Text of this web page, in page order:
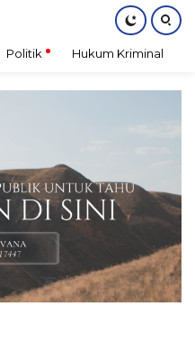
Politik Hukum Kriminal